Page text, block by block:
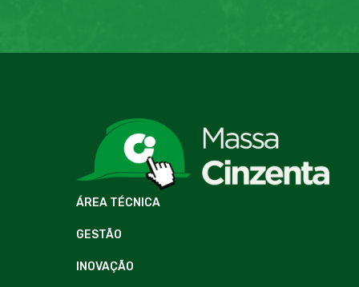
ÁREA TÉCNICA
GESTÃO
INOVAÇÃO